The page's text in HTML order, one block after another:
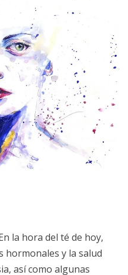
la hora del té de hoy,
hormonales y la salud
así como algunas